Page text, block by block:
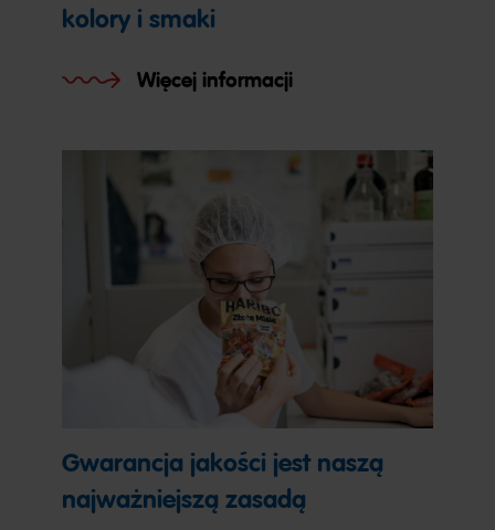
kolory i smaki
Więcej informacji
Gwarancja jakości jest naszą
najważniejszą zasadą